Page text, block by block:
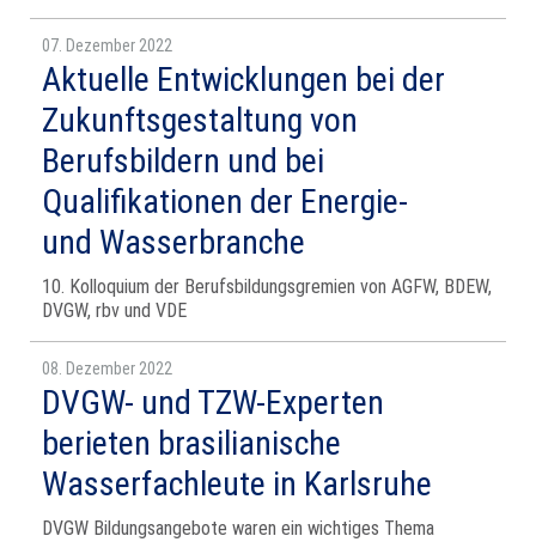
07. Dezember 2022
Aktuelle Entwicklungen bei der
Zukunftsgestaltung von
Berufsbildern und bei
Qualifikationen der Energie-
und Wasserbranche
10. Kolloquium der Berufsbildungsgremien von AGFW, BDEW,
DVGW, rbv und VDE
08. Dezember 2022
DVGW- und TZW-Experten
berieten brasilianische
Wasserfachleute in Karlsruhe
DVGW Bildungsangebote waren ein wichtiges Thema